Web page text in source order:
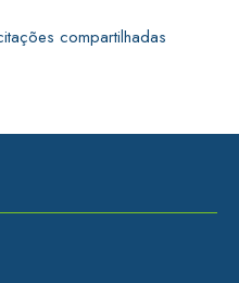
compartilhadas